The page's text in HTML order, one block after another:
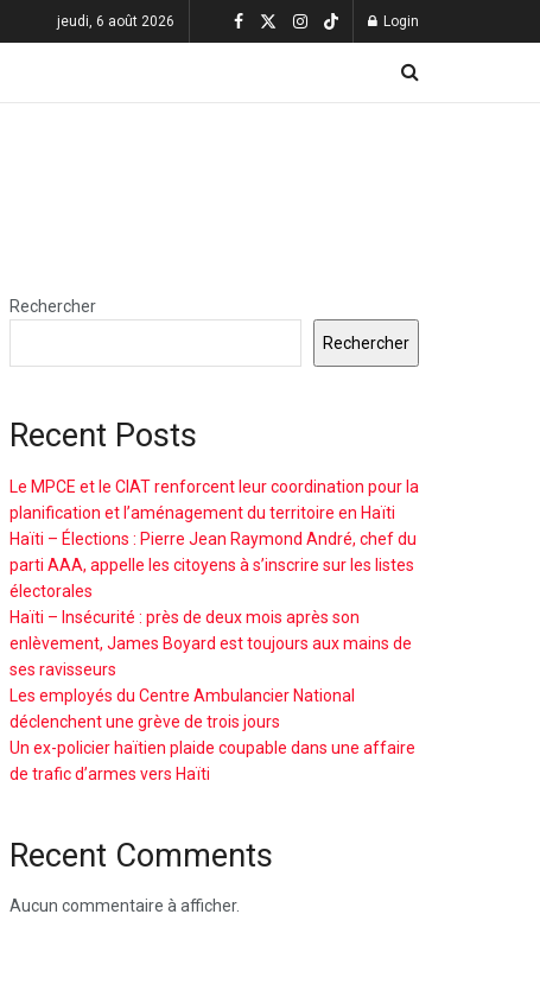
jeudi, 6 août 2026 Login
Rechercher
Rechercher
Recent Posts
Le MPCE et le CIAT renforcent leur coordination pour la
planification et l’aménagement du territoire en Haïti
Haïti – Élections : Pierre Jean Raymond André, chef du
parti AAA, appelle les citoyens à s’inscrire sur les listes
électorales
Haïti – Insécurité : près de deux mois après son
enlèvement, James Boyard est toujours aux mains de
ses ravisseurs
Les employés du Centre Ambulancier National
déclenchent une grève de trois jours
Un ex-policier haïtien plaide coupable dans une affaire
de trafic d’armes vers Haïti
Recent Comments
Aucun commentaire à afficher.